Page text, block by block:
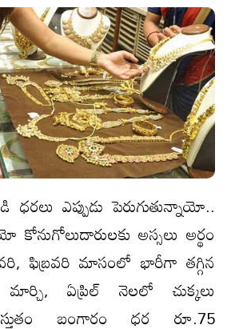
ఎప్పుడు పెరుగుతున్నాయో..
కోనుగోలుదారులకు అస్సలు అర్థం
ఫిబ్రవరి మాసంలో భారీగా తగ్గిన
ఏప్రిల్ నెలలో చుక్కలు
బంగారం ధర రూ.75